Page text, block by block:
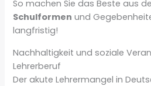
So machen Sie das Beste aus
Schulformen und
langfristig!
Nachhaltigkeit und soziale
Lehrerberuf
Der akute Lehrermangel in